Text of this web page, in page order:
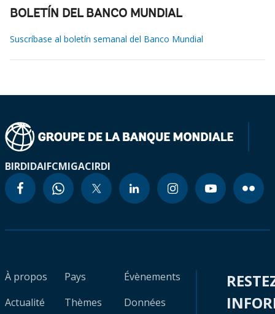
BOLETÍN DEL BANCO MUNDIAL
Suscríbase al boletín semanal del Banco Mundial
BIRDIDAIFCMIGACIRDI
À propos
Actualité
Pays
Thèmes
Évènements
Données